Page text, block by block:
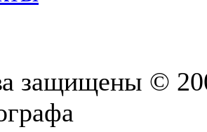
защищены ©